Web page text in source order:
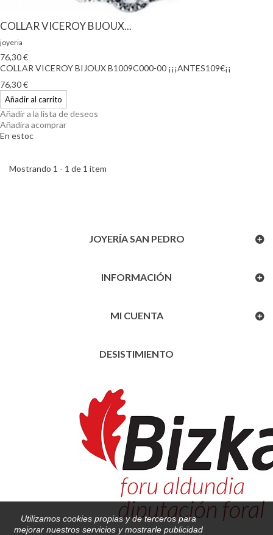
COLLAR VICEROY BIJOUX...
joyeria
76,30 €
COLLAR VICEROY BIJOUX B1009C000-00 ¡¡¡ANTES109€¡¡
76,30 €
Añadir al carrito
Añadir a la lista de deseos
Añadira acomprar
En estoc
Mostrando 1 - 1 de 1 item
JOYERÍA SAN PEDRO
INFORMACIÓN
MI CUENTA
DESISTIMIENTO
Utilizamos cookies propias y de terceros para
mejorar nuestros servicios y mostrarle publicidad